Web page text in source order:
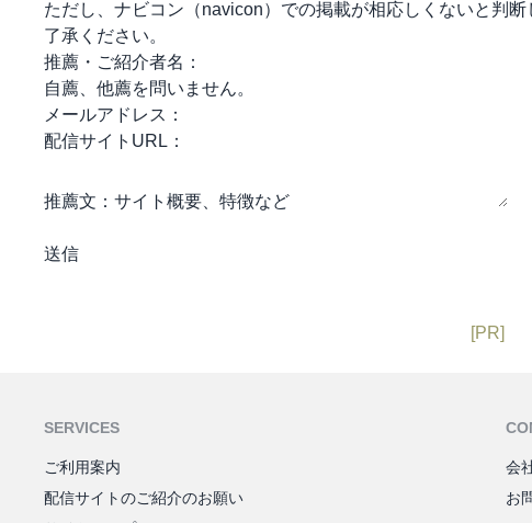
ただし、 ナビコン（navicon） での掲載が相応しくないと判
了承ください。
推薦・ご紹介者名：
自薦、他薦を問いません。
メールアドレス：
配信サイトURL：
推薦文： サイト概要、特徴など
[PR]
SERVICES
ご利用案内
配信サイトのご紹介のお願い
会
お